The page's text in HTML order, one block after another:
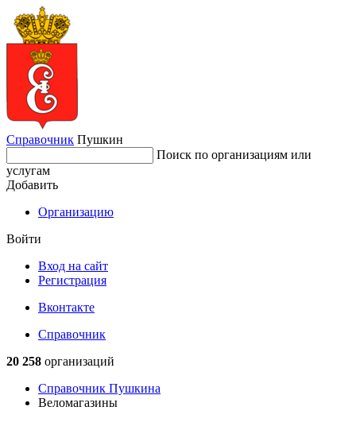
Справочник Пушкин
Поиск по организациям или
услугам
Добавить
Организацию
Войти
Вход на сайт
Регистрация
Вконтакте
Справочник
20 258 организаций
Справочник Пушкина
Веломагазины